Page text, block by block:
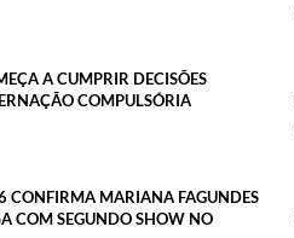
A CUMPRIR DECISÕES
COMPULSÓRIA
CONFIRMA MARIANA FAGUNDES
COM SEGUNDO SHOW NO